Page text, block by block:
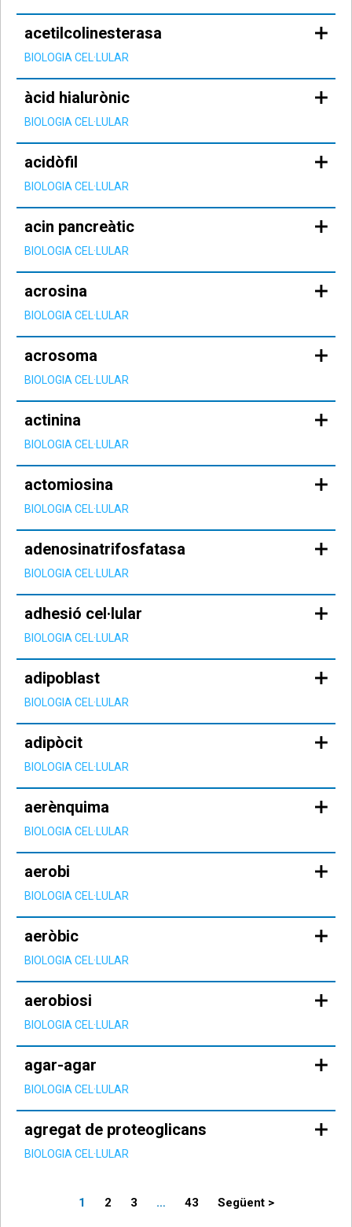
acetilcolinesterasa
BIOLOGIA CEL·LULAR
àcid hialurònic
BIOLOGIA CEL·LULAR
acidòfil
BIOLOGIA CEL·LULAR
acin pancreàtic
BIOLOGIA CEL·LULAR
acrosina
BIOLOGIA CEL·LULAR
acrosoma
BIOLOGIA CEL·LULAR
actinina
BIOLOGIA CEL·LULAR
actomiosina
BIOLOGIA CEL·LULAR
adenosinatrifosfatasa
BIOLOGIA CEL·LULAR
adhesió cel·lular
BIOLOGIA CEL·LULAR
adipoblast
BIOLOGIA CEL·LULAR
adipòcit
BIOLOGIA CEL·LULAR
aerènquima
BIOLOGIA CEL·LULAR
aerobi
BIOLOGIA CEL·LULAR
aeròbic
BIOLOGIA CEL·LULAR
aerobiosi
BIOLOGIA CEL·LULAR
agar-agar
BIOLOGIA CEL·LULAR
agregat de proteoglicans
BIOLOGIA CEL·LULAR
Paginació
1 2 3 … 43 Següent >